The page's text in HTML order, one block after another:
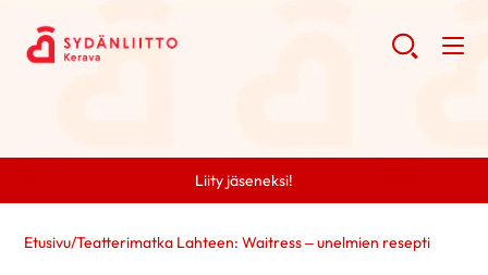
Liity jäseneksi!
Etusivu/Teatterimatka Lahteen: Waitress – unelmien resepti